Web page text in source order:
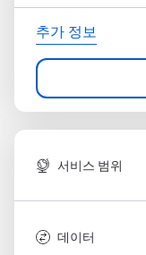
추가 정보
서비스 범위
데이터